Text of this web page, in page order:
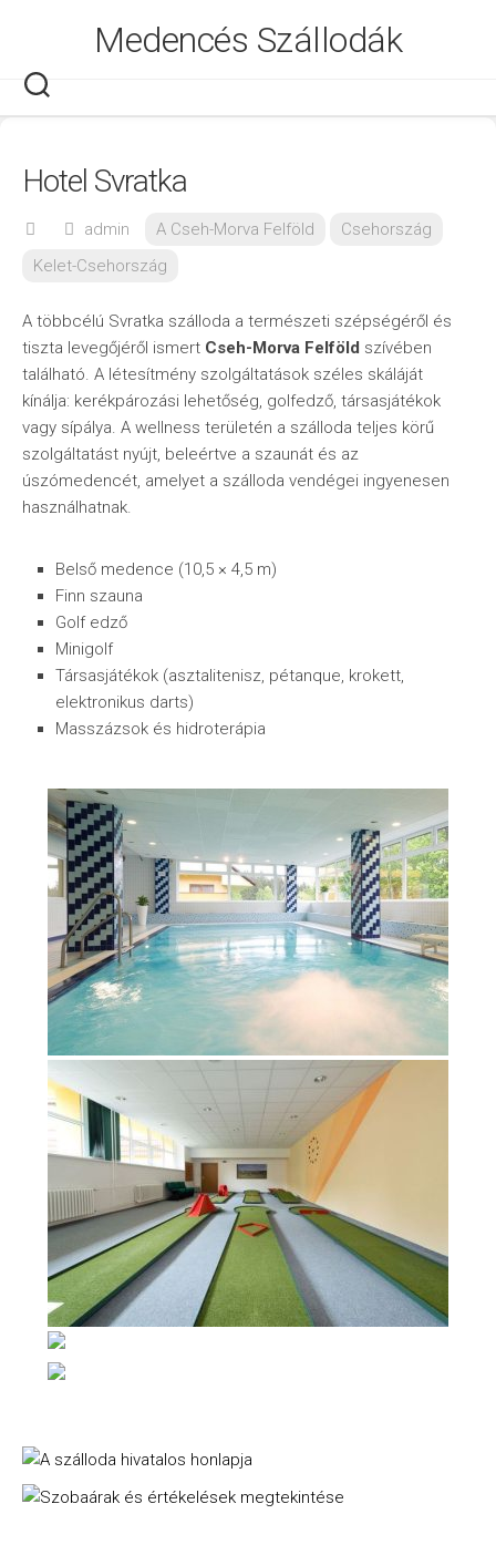
Medencés Szállodák
Hotel Svratka
admin A Cseh-Morva Felföld
Csehország
Kelet-Csehország
A többcélú Svratka szálloda a természeti szépségéről és
tiszta levegőjéről ismert Cseh-Morva Felföld szívében
található. A létesítmény szolgáltatások széles skáláját
kínálja: kerékpározási lehetőség, golfedző, társasjátékok
vagy sípálya. A wellness területén a szálloda teljes körű
szolgáltatást nyújt, beleértve a szaunát és az
úszómedencét, amelyet a szálloda vendégei ingyenesen
használhatnak.
Belső medence (10,5 × 4,5 m)
Finn szauna
Golf edző
Minigolf
Társasjátékok (asztalitenisz, pétanque, krokett,
elektronikus darts)
Masszázsok és hidroterápia